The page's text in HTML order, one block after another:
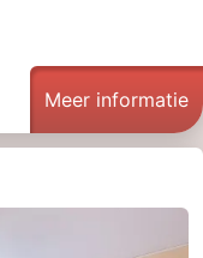
Meer informatie